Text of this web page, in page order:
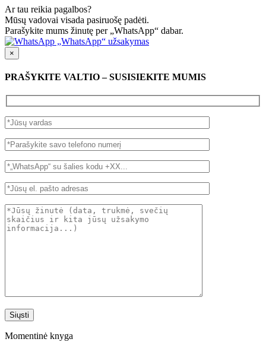
Ar tau reikia pagalbos?
Mūsų vadovai visada pasiruošę padėti.
Parašykite mums žinutę per „WhatsApp“ dabar.
„WhatsApp“ užsakymas
×
PRAŠYKITE VALTIO – SUSISIEKITE MUMIS
Momentinė knyga